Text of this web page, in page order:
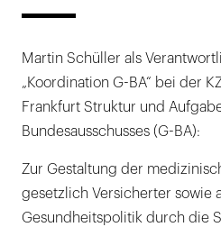
Martin Schüller als
„Koordination G-BA“ bei der
Frankfurt Struktur und
Bundesausschusses (G-BA):
Zur Gestaltung der
gesetzlich Versicherter sowie
Gesundheitspolitik durch die